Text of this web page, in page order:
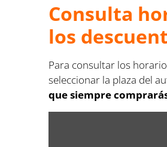
Consulta
los
Para consultar los
seleccionar la plaza del
que siempre